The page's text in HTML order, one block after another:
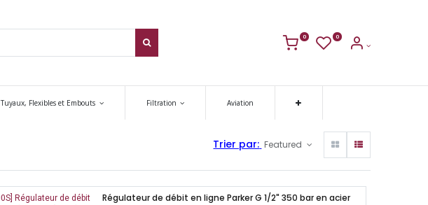
0 0
Tuyaux, Flexibles et Embouts Filtration Aviation
Trier par: Featured
Régulateur de débit en ligne Parker G 1/2" 350 bar en acier